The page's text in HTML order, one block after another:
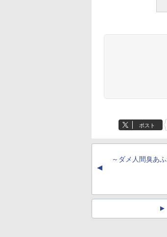
ポスト
▲
～ダメ人間臭あ